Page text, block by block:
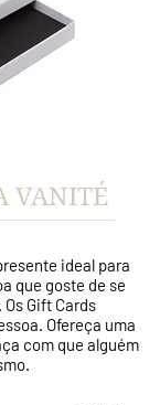
VANITÉ
ideal para
que goste de se
Gift Cards
Ofereça uma
com que alguém